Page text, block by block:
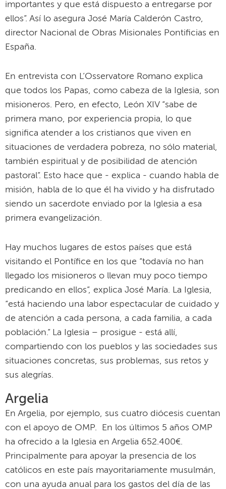
importantes y que está dispuesto a entregarse por
ellos”. Así lo asegura José María Calderón Castro,
director Nacional de Obras Misionales Pontificias en
España.
En entrevista con L’Osservatore Romano explica
que todos los Papas, como cabeza de la Iglesia, son
misioneros. Pero, en efecto, León XIV “sabe de
primera mano, por experiencia propia, lo que
significa atender a los cristianos que viven en
situaciones de verdadera pobreza, no sólo material,
también espiritual y de posibilidad de atención
pastoral”. Esto hace que - explica - cuando habla de
misión, habla de lo que él ha vivido y ha disfrutado
siendo un sacerdote enviado por la Iglesia a esa
primera evangelización.
Hay muchos lugares de estos países que está
visitando el Pontífice en los que “todavía no han
llegado los misioneros o llevan muy poco tiempo
predicando en ellos”, explica José María. La Iglesia,
“está haciendo una labor espectacular de cuidado y
de atención a cada persona, a cada familia, a cada
población.” La Iglesia – prosigue - está allí,
compartiendo con los pueblos y las sociedades sus
situaciones concretas, sus problemas, sus retos y
sus alegrías.
Argelia
En Argelia, por ejemplo, sus cuatro diócesis cuentan
con el apoyo de OMP. En los últimos 5 años OMP
ha ofrecido a la Iglesia en Argelia 652.400€.
Principalmente para apoyar la presencia de los
católicos en este país mayoritariamente musulmán,
con una ayuda anual para los gastos del día de las